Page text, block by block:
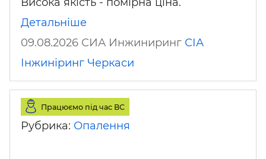
Детальніше
09.08.2026 СИА Инжиниринг СІА
Інжиніринг Черкаси
Працюємо під час ВС
Рубрика: Опалення